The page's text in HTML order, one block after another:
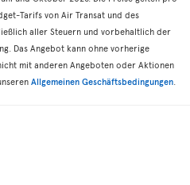
Tarifs von Air Transat und des
aller Steuern und vorbehaltlich der
Das Angebot kann ohne vorherige
mit anderen Angeboten oder Aktionen
Allgemeinen Geschäftsbedingungen